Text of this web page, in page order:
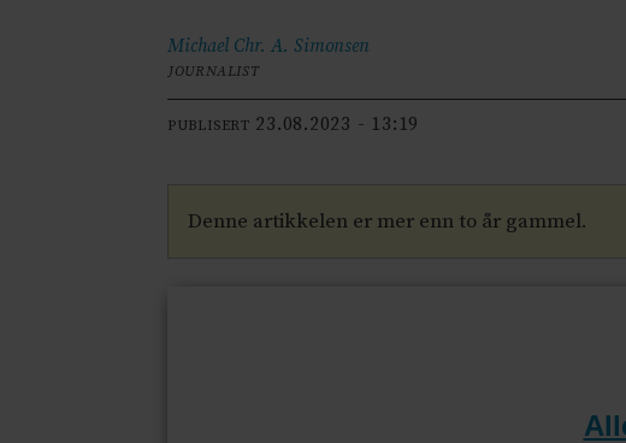
Michael Chr. A. Simonsen
JOURNALIST
PUBLISERT 23.08.2023 - 13:19
Denne artikkelen er mer enn to år gammel.